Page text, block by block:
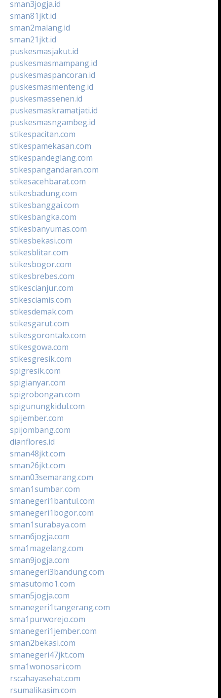
sman3jogja.id
sman81jkt.id
sman2malang.id
sman21jkt.id
puskesmasjakut.id
puskesmasmampang.id
puskesmaspancoran.id
puskesmasmenteng.id
puskesmassenen.id
puskesmaskramatjati.id
puskesmasngambeg.id
stikespacitan.com
stikespamekasan.com
stikespandeglang.com
stikespangandaran.com
stikesacehbarat.com
stikesbadung.com
stikesbanggai.com
stikesbangka.com
stikesbanyumas.com
stikesbekasi.com
stikesblitar.com
stikesbogor.com
stikesbrebes.com
stikescianjur.com
stikesciamis.com
stikesdemak.com
stikesgarut.com
stikesgorontalo.com
stikesgowa.com
stikesgresik.com
spigresik.com
spigianyar.com
spigrobongan.com
spigunungkidul.com
spijember.com
spijombang.com
dianflores.id
sman48jkt.com
sman26jkt.com
sman03semarang.com
sman1sumbar.com
smanegeri1bantul.com
smanegeri1bogor.com
sman1surabaya.com
sman6jogja.com
sma1magelang.com
sman9jogja.com
smanegeri3bandung.com
smasutomo1.com
sman5jogja.com
smanegeri1tangerang.com
sma1purworejo.com
smanegeri1jember.com
sman2bekasi.com
smanegeri47jkt.com
sma1wonosari.com
rscahayasehat.com
rsumalikasim.com